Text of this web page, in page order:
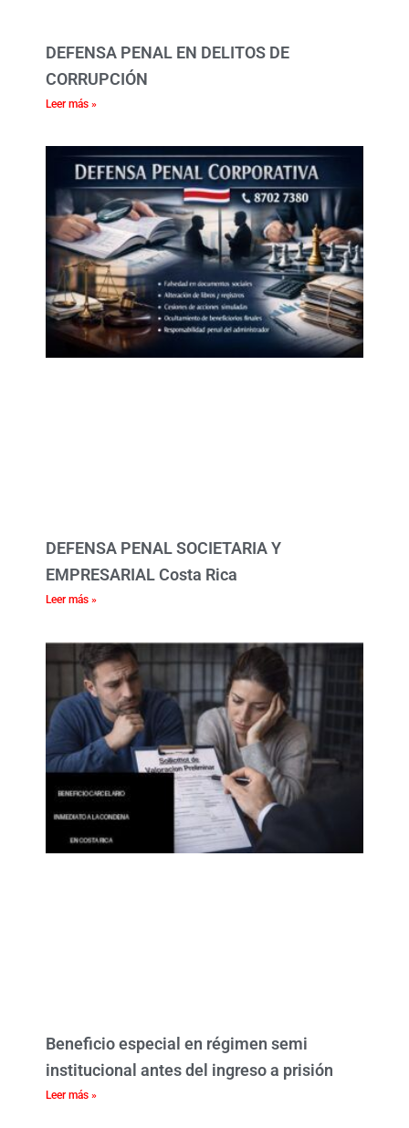
DEFENSA PENAL EN DELITOS DE
CORRUPCIÓN
Leer más »
DEFENSA PENAL SOCIETARIA Y
EMPRESARIAL Costa Rica
Leer más »
Beneficio especial en régimen semi
institucional antes del ingreso a prisión
Leer más »